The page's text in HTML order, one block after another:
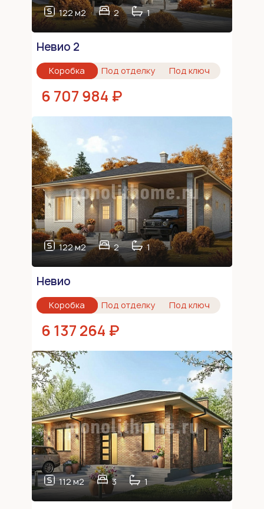
122 м2 2 1
Невио 2
Коробка Под отделку Под ключ
6 707 984 ₽
122 м2 2 1
Невио
Коробка Под отделку Под ключ
6 137 264 ₽
112 м2 3 1